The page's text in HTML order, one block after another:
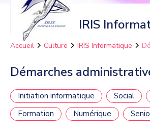
IRIS
Accueil Culture IRIS Informatique
Démarches
Initiation informatique Social
Formation
Numérique